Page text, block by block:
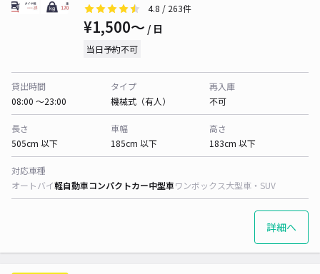
4.8 / 263件
¥1,500〜 / 日
当日予約不可
貸出時間
08:00 〜23:00
タイプ
機械式（有人）
再入庫
不可
長さ
505cm 以下
車幅
185cm 以下
高さ
183cm 以下
対応車種
オートバイ軽自動車コンパクトカー中型車ワンボックス大型車・SUV
詳細へ